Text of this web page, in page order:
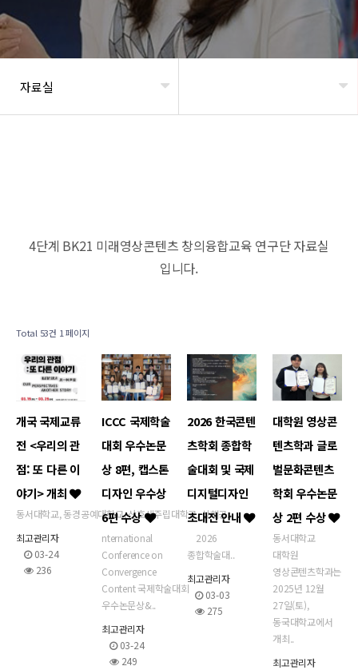
자료실
4단계 BK21 미래영상콘텐츠 창의융합교육 연구단 자료실
입니다.
Total 53건 1 페이지
개국 국제교류
전 <우리의 관
점: 또 다른 이
야기> 개최
동서대학교, 동경공예대학교, 산호세주립대학교, 상해공..
최고관리자
03-24
236
ICCC 국제학술
대회 우수논문
상 8편, 캡스톤
디자인 우수상
6편 수상
nternational
Conference on
Convergence
Content 국제학술대회
우수논문상&..
최고관리자
03-24
249
2026 한국콘텐
츠학회 종합학
술대회 및 국제
디지털디자인
초대전 안내
2026
종합학술대..
최고관리자
03-03
275
대학원 영상콘
텐츠학과 글로
벌문화콘텐츠
학회 우수논문
상 2편 수상
동서대학교
대학원
영상콘텐츠학과는
2025년 12월
27일(토),
동국대학교에서
개최..
최고관리자